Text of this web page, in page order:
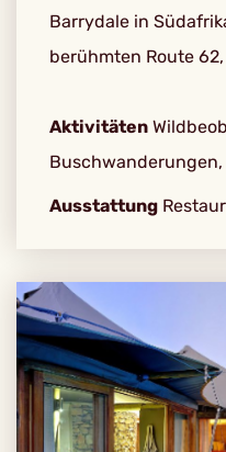
Barrydale in
berühmten Route
Aktivitäten
Buschwanderungen,
Ausstattung